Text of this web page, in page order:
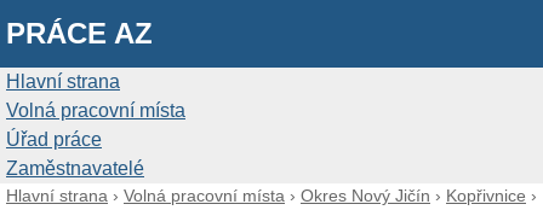
PRÁCE AZ
Hlavní strana
Volná pracovní místa
Úřad práce
Zaměstnavatelé
Hlavní strana › Volná pracovní místa › Okres Nový Jičín › Kopřivnice ›